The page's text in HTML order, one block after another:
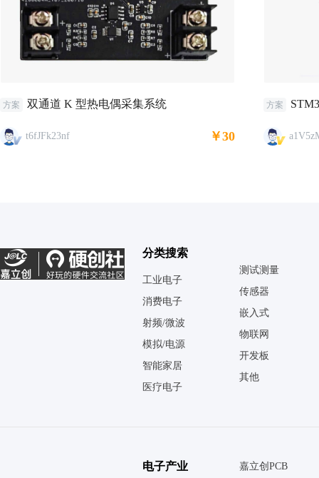
方案 双通道 K 型热电偶采集系统
t6fJFk23nf ￥30
方案
分类搜索
工业电子
消费电子
射频/微波
模拟/电源
智能家居
医疗电子
测试测量
传感器
嵌入式
物联网
开发板
其他
电子产业
嘉立创PCB